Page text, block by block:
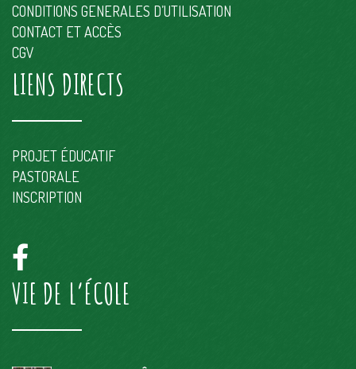
CONDITIONS GENERALES D’UTILISATION
CONTACT ET ACCÈS
CGV
LIENS DIRECTS
PROJET ÉDUCATIF
PASTORALE
INSCRIPTION
VIE DE L’ÉCOLE